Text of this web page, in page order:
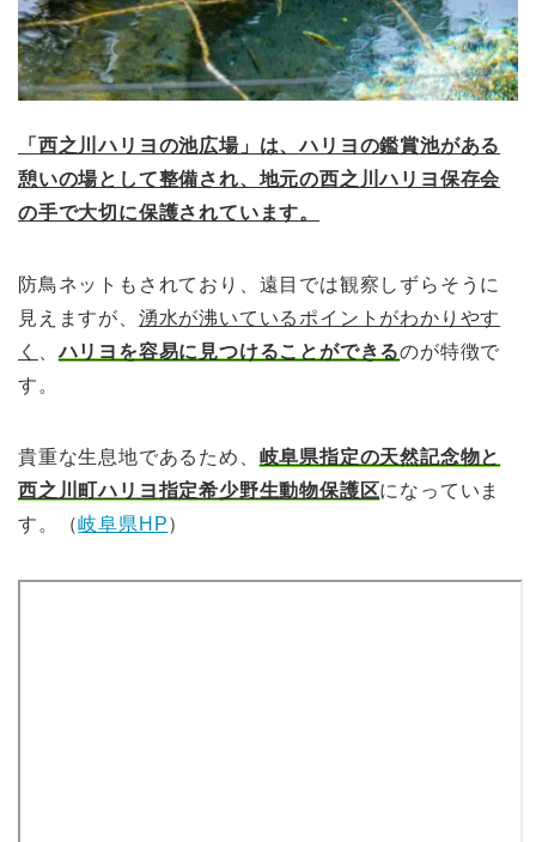
「西之川ハリヨの池広場」は、ハリヨの鑑賞池がある
憩いの場として整備され、地元の西之川ハリヨ保存会
の手で大切に保護されています。
防鳥ネットもされており、遠目では観察しずらそうに
見えますが、 湧水が沸いているポイントがわかりやす
く
、ハリヨを容易に見つけることができるのが特徴で
す。
貴重な生息地であるため、 岐阜県指定の天然記念物と
西之川町ハリヨ指定希少野生動物保護区になっていま
す。（岐阜県HP）